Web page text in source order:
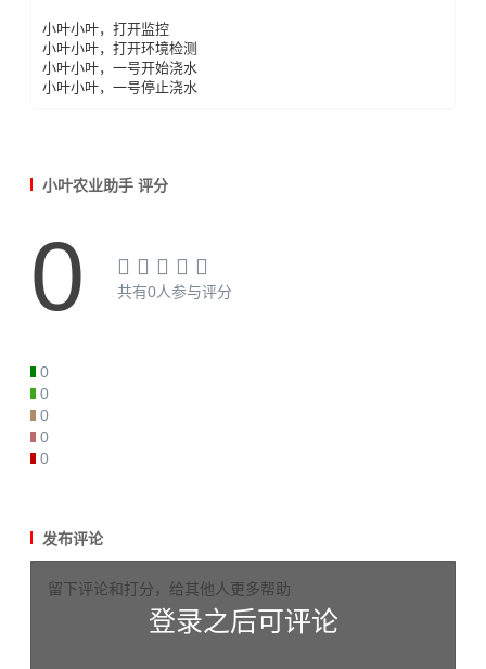
小叶小叶，打开监控
小叶小叶，打开环境检测
小叶小叶，一号开始浇水
小叶小叶，一号停止浇水
小叶农业助手 评分
0 共有0人参与评分
0
0
0
0
0
发布评论
登录之后可评论